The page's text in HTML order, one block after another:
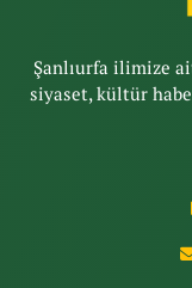
Şanlıurfa ilimize
siyaset, kültür